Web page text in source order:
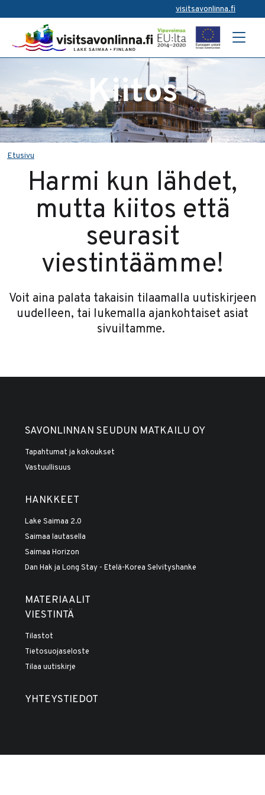
visitsavonlinna.fi
Kiitos
Etusivu
Harmi kun lähdet,
mutta kiitos että
seurasit
viestintäämme!
Voit aina palata takaisin tilaamalla uutiskirjeen
uudelleen, tai lukemalla ajankohtaiset asiat
sivuiltamme.
SAVONLINNAN SEUDUN MATKAILU OY
Tapahtumat ja kokoukset
Vastuullisuus
HANKKEET
Lake Saimaa 2.0
Saimaa lautasella
Saimaa Horizon
Dan Hak ja Long Stay - Etelä-Korea Selvityshanke
MATERIAALIT
VIESTINTÄ
Tilastot
Tietosuojaseloste
Tilaa uutiskirje
YHTEYSTIEDOT